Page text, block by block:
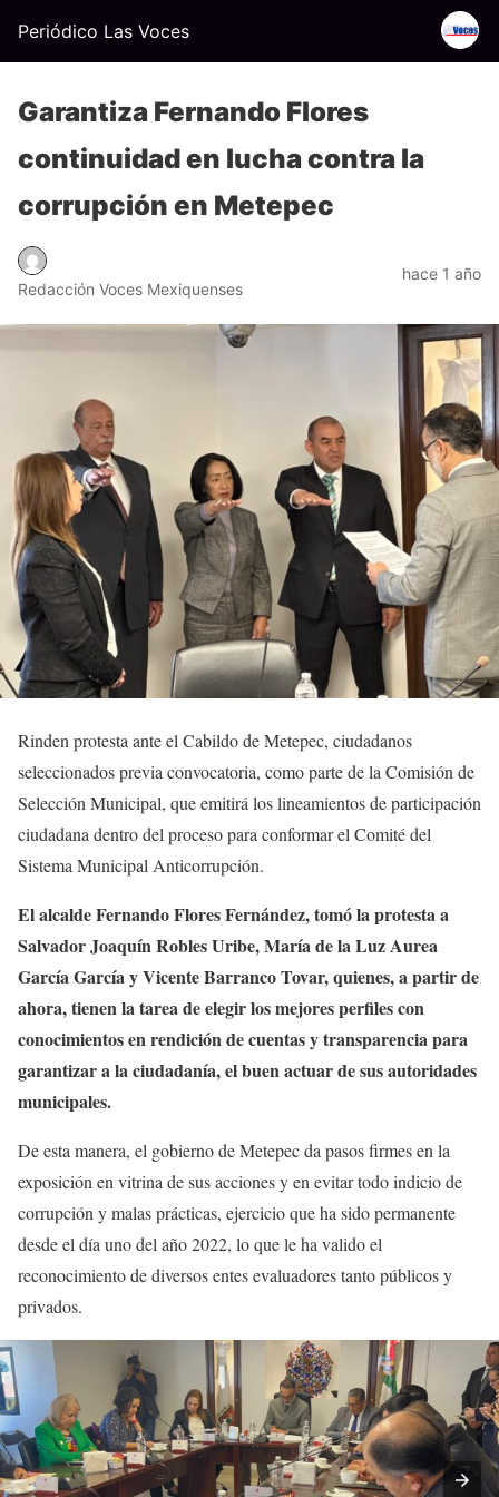
Periódico Las Voces
Garantiza Fernando Flores
continuidad en lucha contra la
corrupción en Metepec
Redacción Voces Mexiquenses
hace 1 año
Rinden protesta ante el Cabildo de Metepec, ciudadanos
seleccionados previa convocatoria, como parte de la Comisión de
Selección Municipal, que emitirá los lineamientos de participación
ciudadana dentro del proceso para conformar el Comité del
Sistema Municipal Anticorrupción.
El alcalde Fernando Flores Fernández, tomó la protesta a
Salvador Joaquín Robles Uribe, María de la Luz Aurea
García García y Vicente Barranco Tovar, quienes, a partir de
ahora, tienen la tarea de elegir los mejores perfiles con
conocimientos en rendición de cuentas y transparencia para
garantizar a la ciudadanía, el buen actuar de sus autoridades
municipales.
De esta manera, el gobierno de Metepec da pasos firmes en la
exposición en vitrina de sus acciones y en evitar todo indicio de
corrupción y malas prácticas, ejercicio que ha sido permanente
desde el día uno del año 2022, lo que le ha valido el
reconocimiento de diversos entes evaluadores tanto públicos y
privados.